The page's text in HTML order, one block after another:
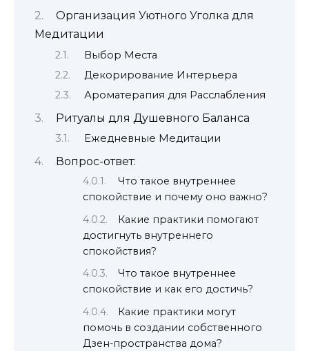
Организация Уютного Уголка для
Медитации
Выбор Места
Декорирование Интерьера
Ароматерапия для Расслабления
Ритуалы для Душевного Баланса
Ежедневные Медитации
Вопрос-ответ:
Что такое внутреннее
спокойствие и почему оно важно?
Какие практики помогают
достигнуть внутреннего
спокойствия?
Что такое внутреннее
спокойствие и как его достичь?
Какие практики могут
помочь в создании собственного
Дзен-пространства дома?